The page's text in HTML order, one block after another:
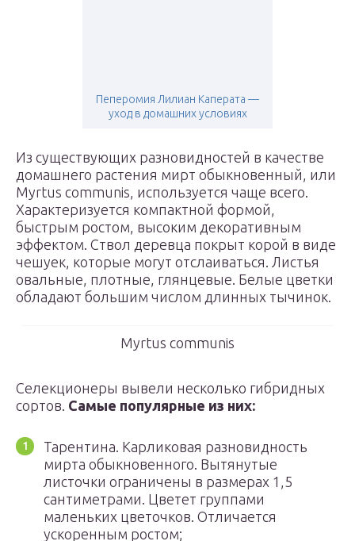
Пеперомия Лилиан Каперата —
уход в домашних условиях
Из существующих разновидностей в качестве
домашнего растения мирт обыкновенный, или
Myrtus communis, используется чаще всего.
Характеризуется компактной формой,
быстрым ростом, высоким декоративным
эффектом. Ствол деревца покрыт корой в виде
чешуек, которые могут отслаиваться. Листья
овальные, плотные, глянцевые. Белые цветки
обладают большим числом длинных тычинок.
Myrtus communis
Селекционеры вывели несколько гибридных
сортов. Самые популярные из них:
Тарентина. Карликовая разновидность
мирта обыкновенного. Вытянутые
листочки ограничены в размерах 1,5
сантиметрами. Цветет группами
маленьких цветочков. Отличается
ускоренным ростом;